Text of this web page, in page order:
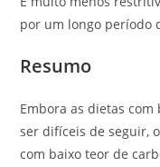
por um longo período
Resumo
Embora as dietas
ser difíceis de seguir,
com baixo teor de